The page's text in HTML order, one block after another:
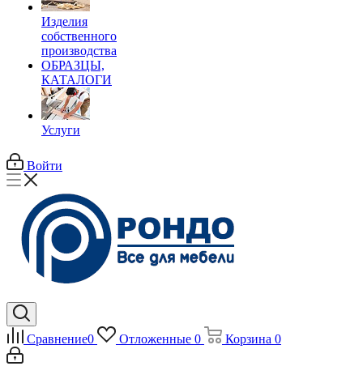
Изделия
собственного
производства
ОБРАЗЦЫ,
КАТАЛОГИ
Услуги
Войти
Сравнение0 Отложенные 0 Корзина 0